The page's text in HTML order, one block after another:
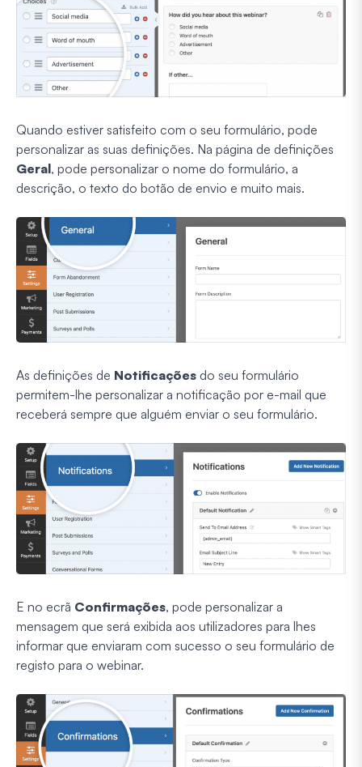
Quando estiver satisfeito com o seu formulário, pode
personalizar as suas definições. Na página de definições
Geral, pode personalizar o nome do formulário, a
descrição, o texto do botão de envio e muito mais.
As definições de Notificações do seu formulário
permitem-lhe personalizar a notificação por e-mail que
receberá sempre que alguém enviar o seu formulário.
E no ecrã Confirmações, pode personalizar a
mensagem que será exibida aos utilizadores para lhes
informar que enviaram com sucesso o seu formulário de
registo para o webinar.